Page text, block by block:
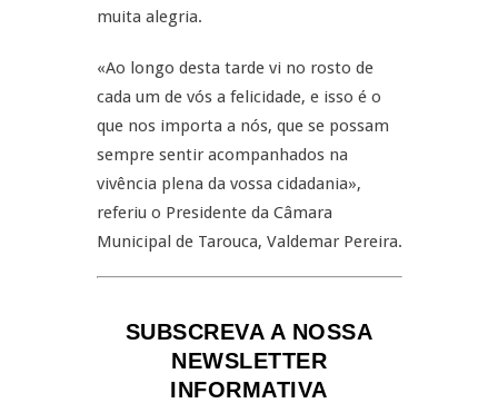
muita alegria.
«Ao longo desta tarde vi no rosto de
cada um de vós a felicidade, e isso é o
que nos importa a nós, que se possam
sempre sentir acompanhados na
vivência plena da vossa cidadania»,
referiu o Presidente da Câmara
Municipal de Tarouca, Valdemar Pereira.
SUBSCREVA A NOSSA
NEWSLETTER
INFORMATIVA